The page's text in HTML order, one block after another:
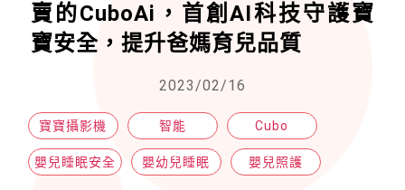
賣的CuboAi，首創AI科技守護寶
寶安全，提升爸媽育兒品質
2023/02/16
寶寶攝影機 智能 Cubo
嬰兒睡眠安全 嬰幼兒睡眠 嬰兒照護